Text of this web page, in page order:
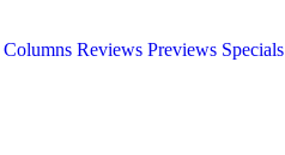
Columns Reviews Previews Specials